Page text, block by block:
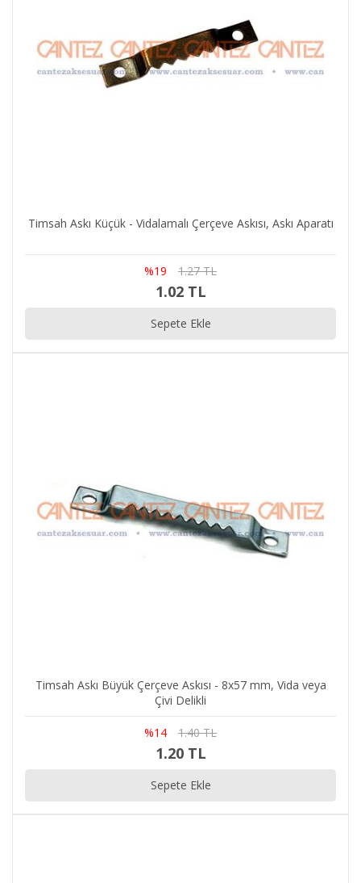
Timsah Askı Küçük - Vidalamalı Çerçeve Askısı, Askı Aparatı
%19 1.27 TL
1.02 TL
Sepete Ekle
Timsah Askı Büyük Çerçeve Askısı - 8x57 mm, Vida veya
Çivi Delikli
%14 1.40 TL
1.20 TL
Sepete Ekle